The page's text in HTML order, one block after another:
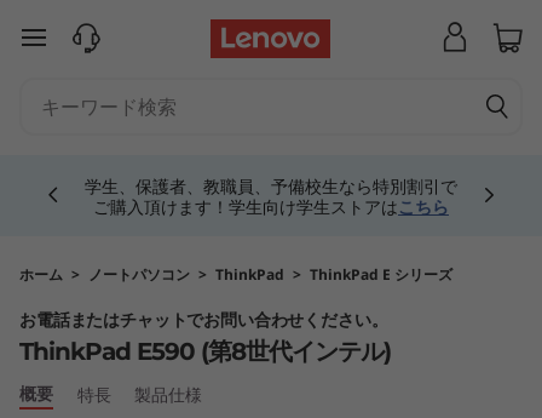
T
P
a
d
メインコンテンツにスキップする
学生、保護者、教職員、予備校生なら特別割引で
ご購入頂けます！学生向け学生ストアはこちら
ホーム > ノートパソコン > ThinkPad > ThinkPad E シリーズ
お電話またはチャットでお問い合わせください。
ThinkPad E590 (第8世代インテル)
概要 特長 製品仕様